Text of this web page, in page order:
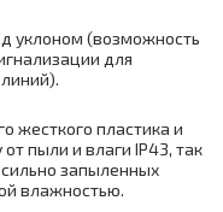
уклоном (возможность
для
жесткого пластика и
пыли и влаги IP43, так
сильно запыленных
влажностью.